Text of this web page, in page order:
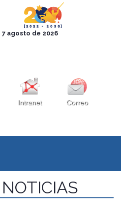
Correo
Intranet
NOTICIAS